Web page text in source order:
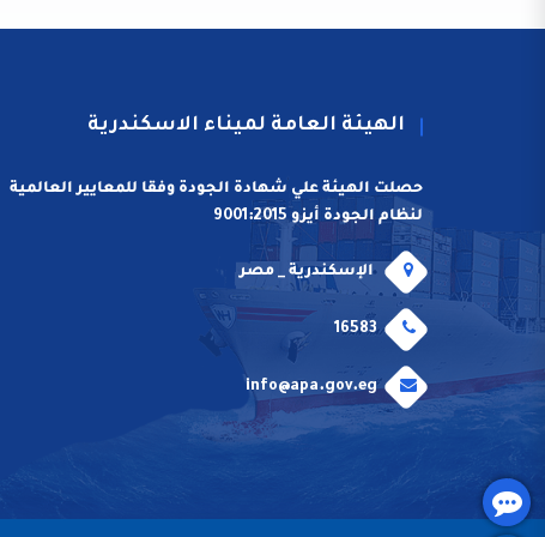
الهيئة العامة لميناء الاسكندرية
حصلت الهيئة علي شهادة الجودة وفقا للمعايير العالمية
لنظام الجودة أيزو 9001:2015
الإسكندرية _ مصر
16583
info@apa.gov.eg